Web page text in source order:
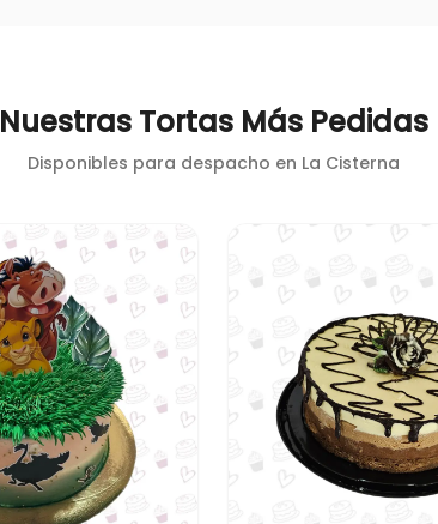
Nuestras Tortas Más Pedidas
Disponibles para despacho en La Cisterna